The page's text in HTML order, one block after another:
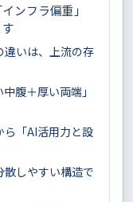
ンフラ偏重」
違いは、上流の存
腹＋厚い両端」
ら「AI活用力と設
散しやすい構造で